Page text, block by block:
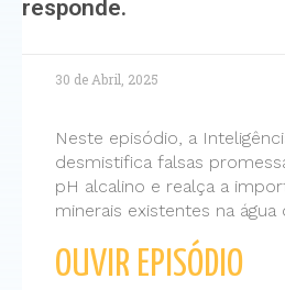
responde.
30 de Abril, 2025
Neste episódio, a
desmistifica falsas
pH alcalino e realça a
minerais existentes na
OUVIR EPISÓDIO